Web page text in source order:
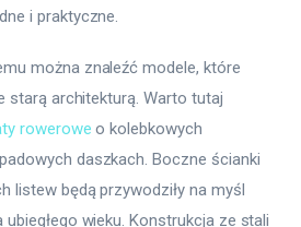
i praktyczne.
można znaleźć modele, które
starą architekturą. Warto tutaj
rowerowe o kolebkowych
daszkach. Boczne ścianki
listew będą przywodziły na myśl
wieku. Konstrukcja ze stali